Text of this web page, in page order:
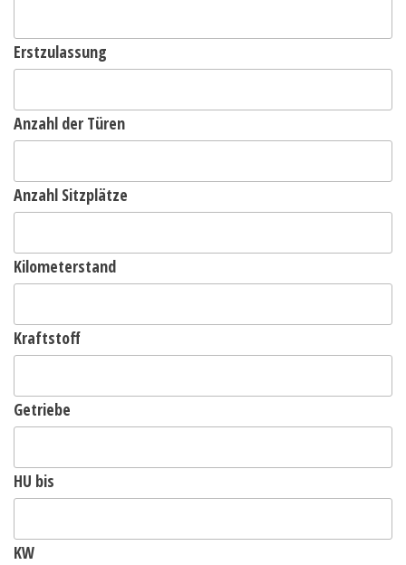
Erstzulassung
Anzahl der Türen
Anzahl Sitzplätze
Kilometerstand
Kraftstoff
Getriebe
HU bis
KW